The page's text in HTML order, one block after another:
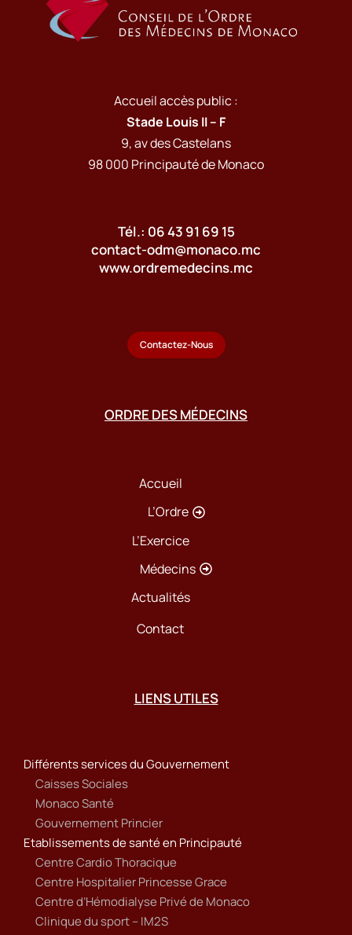
Accueil accès public :
Stade Louis II – F
9, av des Castelans
98 000 Principauté de Monaco
Tél.: 06 43 91 69 15
contact-odm@monaco.mc
www.ordremedecins.mc
Contactez-Nous
ORDRE DES MÉDECINS
Accueil
L’Ordre
L’Exercice
Médecins
Actualités
Contact
LIENS UTILES
Différents services du Gouvernement
Caisses Sociales
Monaco Santé
Gouvernement Princier
Etablissements de santé en Principauté
Centre Cardio Thoracique
Centre Hospitalier Princesse Grace
Centre d’Hémodialyse Privé de Monaco
Clinique du sport – IM2S